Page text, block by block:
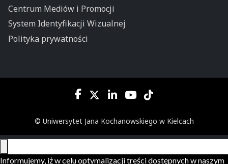
Centrum Mediów i Promocji
System Identyfikacji Wizualnej
Polityka prywatności
© Uniwersytet Jana Kochanowskiego w Kielcach
Informujemy, iż w celu optymalizacji treści dostępnych w naszym